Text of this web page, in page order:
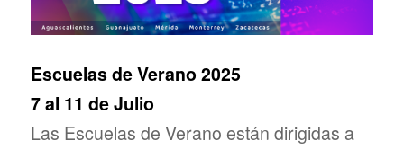
Escuelas de Verano 2025
7 al 11 de Julio
Las Escuelas de Verano están dirigidas a